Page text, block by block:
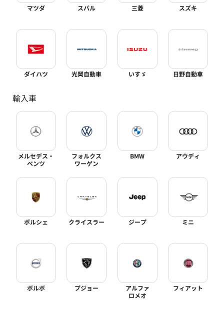
マツダ スバル 三菱 スズキ
ダイハツ 光岡自動車 いすゞ 日野自動車
輸入車
メルセデス・
ベンツ
フォルクス
ワーゲン
BMW アウディ
ポルシェ クライスラー ジープ ミニ
ボルボ プジョー
アルファ
ロメオ
フィアット